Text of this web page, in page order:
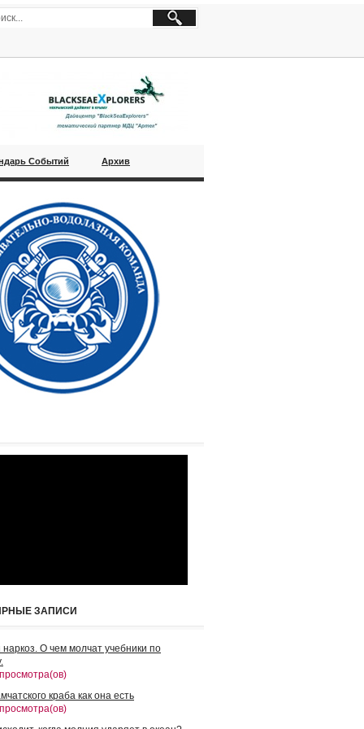
Событий Архив
ЗАПИСИ
О чем молчат учебники по
краба как она есть